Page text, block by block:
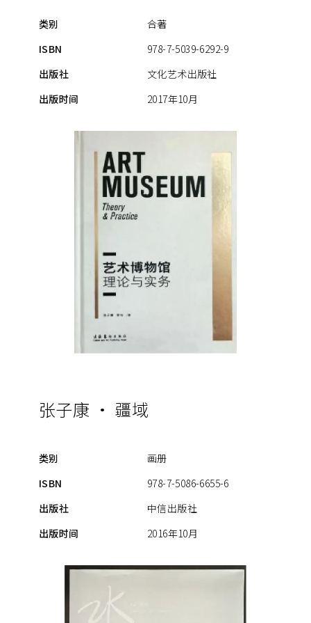
类别
合著
ISBN
978-7-5039-6292-9
出版社
文化艺术出版社
出版时间
2017年10月
张子康 · 疆域
类别
画册
ISBN
978-7-5086-6655-6
出版社
中信出版社
出版时间
2016年10月